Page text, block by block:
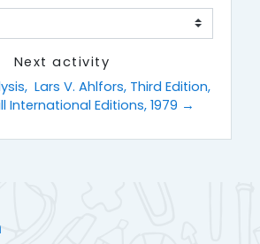
Next activity
Lars V. Ahlfors, Third Edition,
International Editions, 1979 →